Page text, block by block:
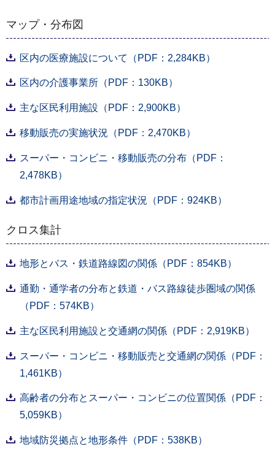
マップ・分布図
区内の医療施設について（PDF：2,284KB）
区内の介護事業所（PDF：130KB）
主な区民利用施設（PDF：2,900KB）
移動販売の実施状況（PDF：2,470KB）
スーパー・コンビニ・移動販売の分布（PDF：
2,478KB）
都市計画用途地域の指定状況（PDF：924KB）
クロス集計
地形とバス・鉄道路線図の関係（PDF：854KB）
通勤・通学者の分布と鉄道・バス路線徒歩圏域の関係
（PDF：574KB）
主な区民利用施設と交通網の関係（PDF：2,919KB）
スーパー・コンビニ・移動販売と交通網の関係（PDF：
1,461KB）
高齢者の分布とスーパー・コンビニの位置関係（PDF：
5,059KB）
地域防災拠点と地形条件（PDF：538KB）